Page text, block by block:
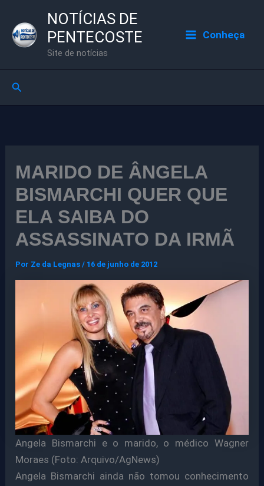
para
NOTÍCIAS DE
PENTECOSTE
Site de notícias
Conheça
Pesquisar
MARIDO DE ÂNGELA
BISMARCHI QUER QUE
ELA SAIBA DO
ASSASSINATO DA IRMÃ
Por Ze da Legnas/ 16 de junho de 2012
Angela Bismarchi e o marido, o médico Wagner
Moraes (Foto: Arquivo/AgNews)
Angela Bismarchi ainda não tomou conhecimento